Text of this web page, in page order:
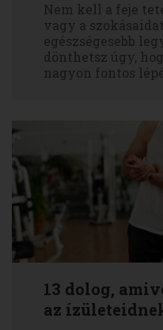
Nem kell a feje
vagy a
egészségesebb
dönthetsz úgy,
nagyon fontos
13 dolog,
az